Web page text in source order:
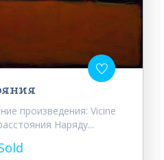
произведения: Vicine
Наряду...